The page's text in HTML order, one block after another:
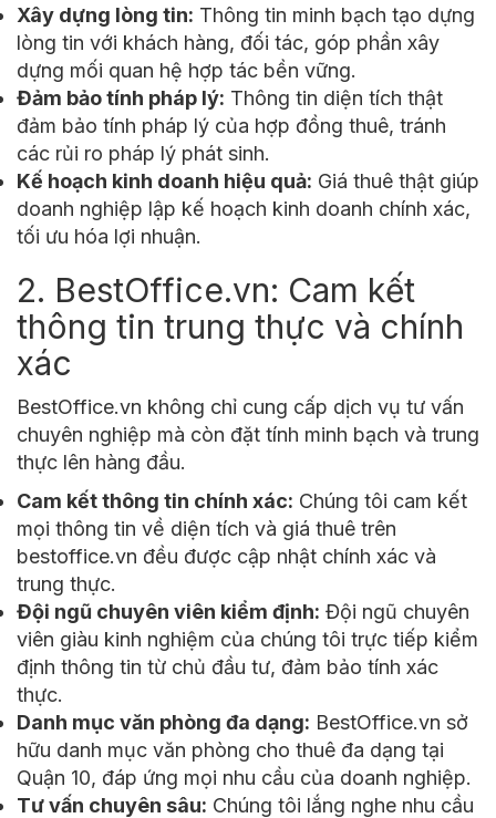
Xây dựng lòng tin: Thông tin minh bạch tạo dựng
lòng tin với khách hàng, đối tác, góp phần xây
dựng mối quan hệ hợp tác bền vững.
Đảm bảo tính pháp lý: Thông tin diện tích thật
đảm bảo tính pháp lý của hợp đồng thuê, tránh
các rủi ro pháp lý phát sinh.
Kế hoạch kinh doanh hiệu quả: Giá thuê thật giúp
doanh nghiệp lập kế hoạch kinh doanh chính xác,
tối ưu hóa lợi nhuận.
2. BestOffice.vn: Cam kết
thông tin trung thực và chính
xác
BestOffice.vn không chỉ cung cấp dịch vụ tư vấn
chuyên nghiệp mà còn đặt tính minh bạch và trung
thực lên hàng đầu.
Cam kết thông tin chính xác: Chúng tôi cam kết
mọi thông tin về diện tích và giá thuê trên
bestoffice.vn đều được cập nhật chính xác và
trung thực.
Đội ngũ chuyên viên kiểm định: Đội ngũ chuyên
viên giàu kinh nghiệm của chúng tôi trực tiếp kiểm
định thông tin từ chủ đầu tư, đảm bảo tính xác
thực.
Danh mục văn phòng đa dạng: BestOffice.vn sở
hữu danh mục văn phòng cho thuê đa dạng tại
Quận 10, đáp ứng mọi nhu cầu của doanh nghiệp.
Tư vấn chuyên sâu: Chúng tôi lắng nghe nhu cầu